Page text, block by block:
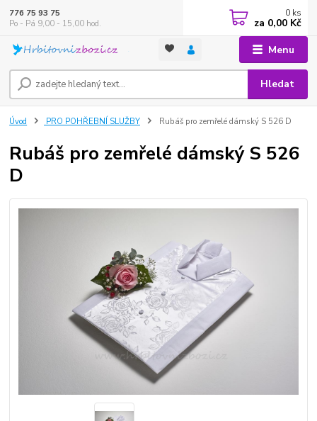
Menu
Hledat
776 75 93 75
Po - Pá 9,00 - 15,00 hod.
0 ks
za 0,00 Kč
Úvod PRO POHŘEBNÍ SLUŽBY Rubáš pro zemřelé dámský S 526 D
Rubáš pro zemřelé dámský S 526
D